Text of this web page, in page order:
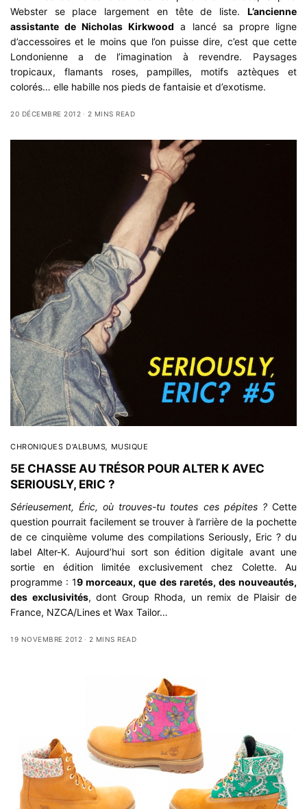
Webster se place largement en tête de liste. L’ancienne
assistante de Nicholas Kirkwood a lancé sa propre ligne
d’accessoires et le moins que l’on puisse dire, c’est que cette
Londonienne a de l’imagination à revendre. Paysages
tropicaux, flamants roses, pampilles, motifs aztèques et
colorés… elle habille nos pieds de fantaisie et d’exotisme.
20 DÉCEMBRE 2012 2 MINS READ
CHRONIQUES D'ALBUMS MUSIQUE
5E CHASSE AU TRÉSOR POUR ALTER K AVEC
SERIOUSLY, ERIC ?
Sérieusement, Éric, où trouves-tu toutes ces pépites ?Cette
question pourrait facilement se trouver à l’arrière de la pochette
de ce cinquième volume des compilations Seriously, Eric ? du
label Alter-K. Aujourd’hui sort son édition digitale avant une
sortie en édition limitée exclusivement chez Colette. Au
programme : 19 morceaux, que des raretés, des nouveautés,
des exclusivités, dont Group Rhoda, un remix de Plaisir de
France, NZCA/Lines et Wax Tailor…
19 NOVEMBRE 2012 2 MINS READ